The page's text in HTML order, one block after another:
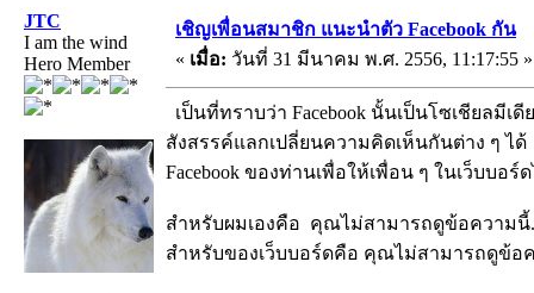
JTC
I am the wind
Hero Member
เชิญเพื่อนสมาชิก แนะนำตัว Facebook กัน
« เมื่อ: วันที่ 31 มีนาคม พ.ศ. 2556, 11:17:55 »
เป็นที่ทราบว่า Facebook นั้นเป็นโซเชียลมี
สังสรรค์แลกเปลี่ยนความคิดเห็นกันต่าง ๆ
Facebook ของท่านเพื่อให้เพื่อน ๆ ในเว็บบอ
สำหรับผมเองคือ คุณไม่สามารถดูข้อความ
สำหรับของเว็บบอร์ดคือ คุณไม่สามารถดูข้